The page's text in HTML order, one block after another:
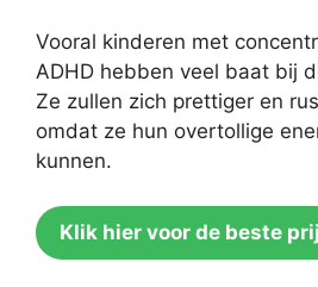
Vooral kinderen met
ADHD hebben veel baat bij
Ze zullen zich prettiger en
omdat ze hun overtollige
kunnen.
Klik hier voor de beste